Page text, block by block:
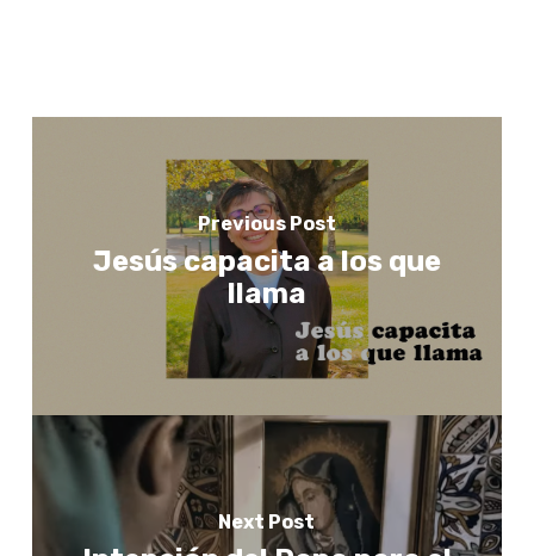
Previous Post
Jesús capacita a los que
llama
Next Post